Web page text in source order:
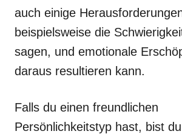
auch einige
beispielsweise die
sagen, und emotionale
daraus resultieren kann.
Falls du einen freundlichen
Persönlichkeitstyp hast, bist